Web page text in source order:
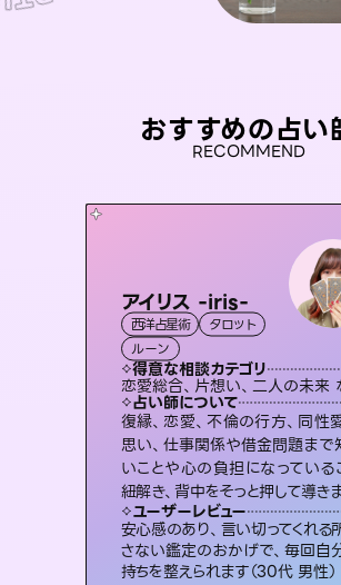
おすすめの占い
RECOMMEND
アイリス -iris-
西洋占星術
タロット
ルーン
得意な相談カテゴリ
恋愛総合、片想い、二人の未来
占い師について
復縁、恋愛、不倫の行方、同性
思い、仕事関係や借金問題まで
いことや心の負担になっている
紐解き、背中をそっと押して導きま
ユーザーレビュー
安心感のあり、言い切ってくれる
さない鑑定のおかげで、毎回自
持ちを整えられます（30代 男性）
おう 霊感オラクル
霊視・オーラ
オラクルカード
得意な相談カテゴリ
恋愛総合、あの人の気持ち
占い師について
霊視×オラクルカードを使って
「未来」そして「気になるあの
ち」まで丁寧に読み解き、恋や
ントを優しく引き出します。
ユーザーレビュー
不安な気持ちが嘘みたいに
た…！よく視えていらっしゃる
感じました（40代 女性）
彗望（すいぼう
霊視・オーラ
スピリチュアル・リーディング
得意な相談カテゴリ
片想い、あの人の気持ち、
占い師について
3,700年以上の歴史を持つ
占術「易占」で詳細まで占
かう道筋を示します。厳し
体的な対策をお伝えします
ユーザーレビュー
複雑な背景もしっかり聞い
いただけました。気持ちが楽
た（50代 女性）
未来視師＊花
霊視・オーラ
スピリチュアル・リーディング
得意な相談カテゴリ
出逢い、片想い、復縁
占い師について
未来には何パターンもの選択肢があります。不安で視えにくくなっているあなたの素敵な未来を見つけ、その未
ユーザーレビュー
職場の人の性質や人間関
本当によく視えていてびっ
打てて前向きになれます
桃源珠羽
スピリチュアル・リーディ
得意な相談カテゴ
片想い、あの人の気持
占い師について
恋愛のお悩みの中でも
係」の相談を得意とし
恋人未満なお相手との
寧に読み解き恋愛成就へ
ユーザーレビュー
鑑定していただいてアドバ
動すると仲が復活してきま
とうございました（40代
セラピスト理恵
霊視・オーラ タロ
スピリチュアル・リーデ
得意な相談カテ
片想い、二人の未来
占い師について
連絡再開、復縁、成
多数。セラピストとし
験があるからこそでき
い未来をサポートしま
ユーザーレビュー
とても心温まる鑑定でし
らは何も言っていないの
しゃるんだなと驚きです（